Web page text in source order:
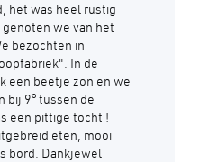
het was heel rustig
we van het
bezochten in
In de
een beetje zon en we
bij 9° tussen de
een pittige tocht !
eten, mooi
bord. Dankjewel